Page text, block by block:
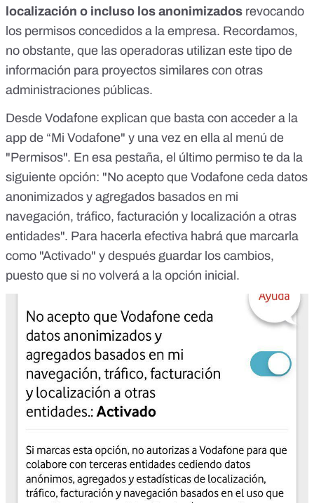
localización o incluso los anonimizados revocando
los permisos concedidos a la empresa. Recordamos,
no obstante, que las operadoras utilizan este tipo de
información para proyectos similares con otras
administraciones públicas.
Desde Vodafone explican que basta con acceder a la
app de “Mi Vodafone" y una vez en ella al menú de
"Permisos". En esa pestaña, el último permiso te da la
siguiente opción: "No acepto que Vodafone ceda datos
anonimizados y agregados basados en mi
navegación, tráfico, facturación y localización a otras
entidades". Para hacerla efectiva habrá que marcarla
como "Activado" y después guardar los cambios,
puesto que si no volverá a la opción inicial.